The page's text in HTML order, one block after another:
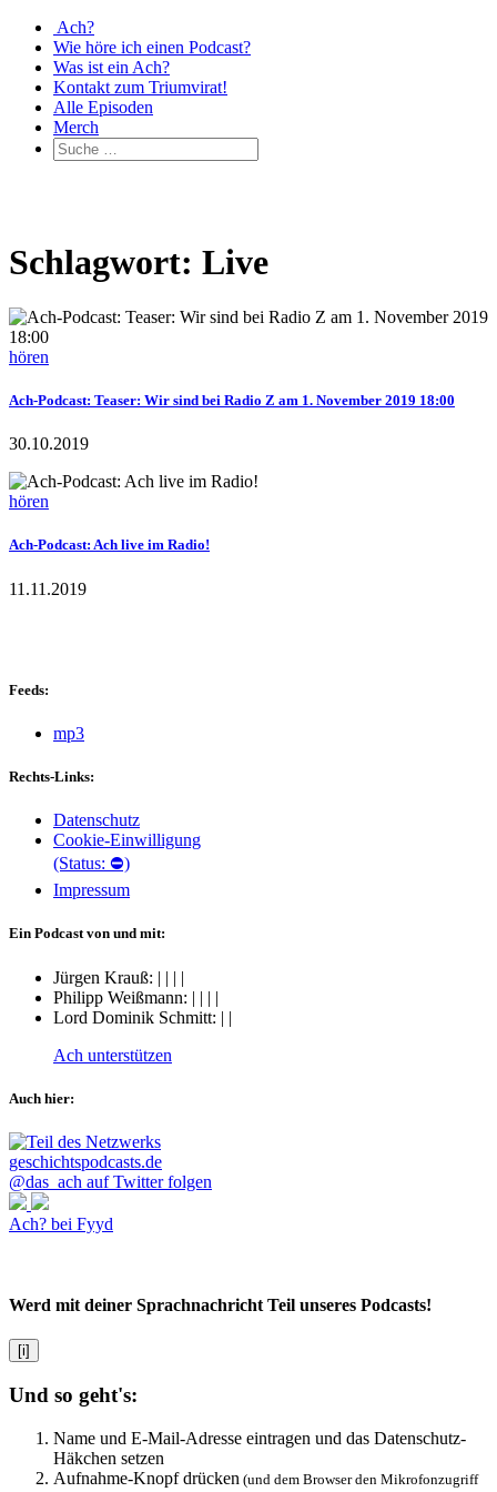
Ach?
Wie höre ich einen Podcast?
Was ist ein Ach?
Kontakt zum Triumvirat!
Alle Episoden
Merch
Schlagwort: Live
hören
Ach-Podcast: Teaser: Wir sind bei Radio Z am 1. November 2019 18:00
30.10.2019
hören
Ach-Podcast: Ach live im Radio!
11.11.2019
Feeds:
mp3
Rechts-Links:
Datenschutz
Cookie-Einwilligung
(Status: ⛔)
Impressum
Ein Podcast von und mit:
Jürgen Krauß: | | | |
Philipp Weißmann: | | | |
Lord Dominik Schmitt: | |
Ach unterstützen
Auch hier:
@das_ach auf Twitter folgen
Ach? bei Fyyd
Werd mit deiner Sprachnachricht Teil unseres Podcasts!
[i]
Und so geht's:
Name und E-Mail-Adresse eintragen und das Datenschutz-
Häkchen setzen
Aufnahme-Knopf drücken (und dem Browser den Mikrofonzugriff